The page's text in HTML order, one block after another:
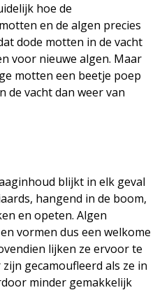
hoe de
en de algen precies
dode motten in de vacht
voor nieuwe algen. Maar
motten een beetje poep
de vacht dan weer van
blijkt in elk geval
hangend in de boom,
en opeten. Algen
vormen dus een welkome
lijken ze ervoor te
gecamoufleerd als ze in
minder gemakkelijk